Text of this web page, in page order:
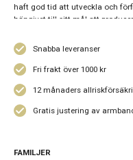
haft god tid att utveckla och
hängivet till sitt mål att
bred men medveten
gäller marknadsföring jämfört
kunde använts till reklam
Snabba leveranser
Fri frakt över 1000 kr
12 månaders
Gratis justering av
FAMILJER